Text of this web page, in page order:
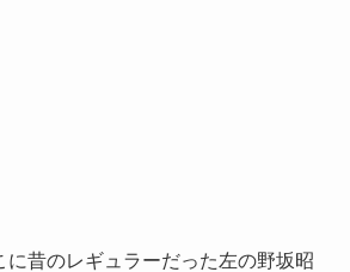
に昔のレギュラーだった左の野坂昭